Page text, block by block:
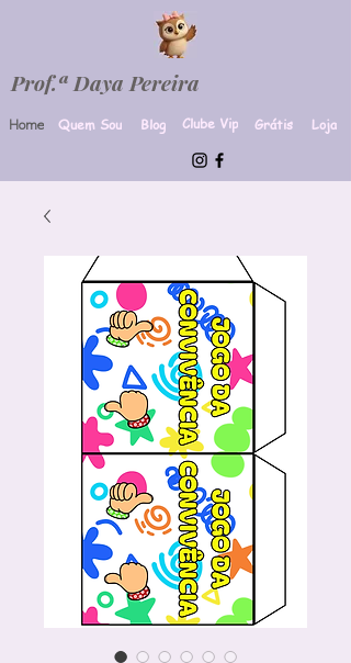
Home Loja
Clube Vip
Quem Sou Grátis
Blog
Prof.ª Daya Pereira